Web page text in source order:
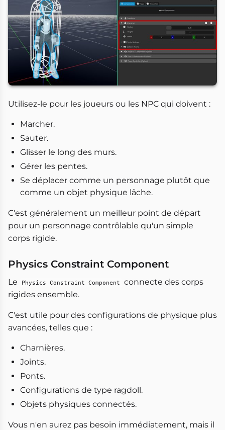
Utilisez-le pour les joueurs ou les NPC qui doivent :
Marcher.
Sauter.
Glisser le long des murs.
Gérer les pentes.
Se déplacer comme un personnage plutôt que
comme un objet physique lâche.
C'est généralement un meilleur point de départ
pour un personnage contrôlable qu'un simple
corps rigide.
Physics Constraint Component
Le Physics Constraint Component
connecte des corps
rigides ensemble.
C'est utile pour des configurations de physique plus
avancées, telles que :
Charnières.
Joints.
Ponts.
Configurations de type ragdoll.
Objets physiques connectés.
Vous n'en aurez pas besoin immédiatement, mais il